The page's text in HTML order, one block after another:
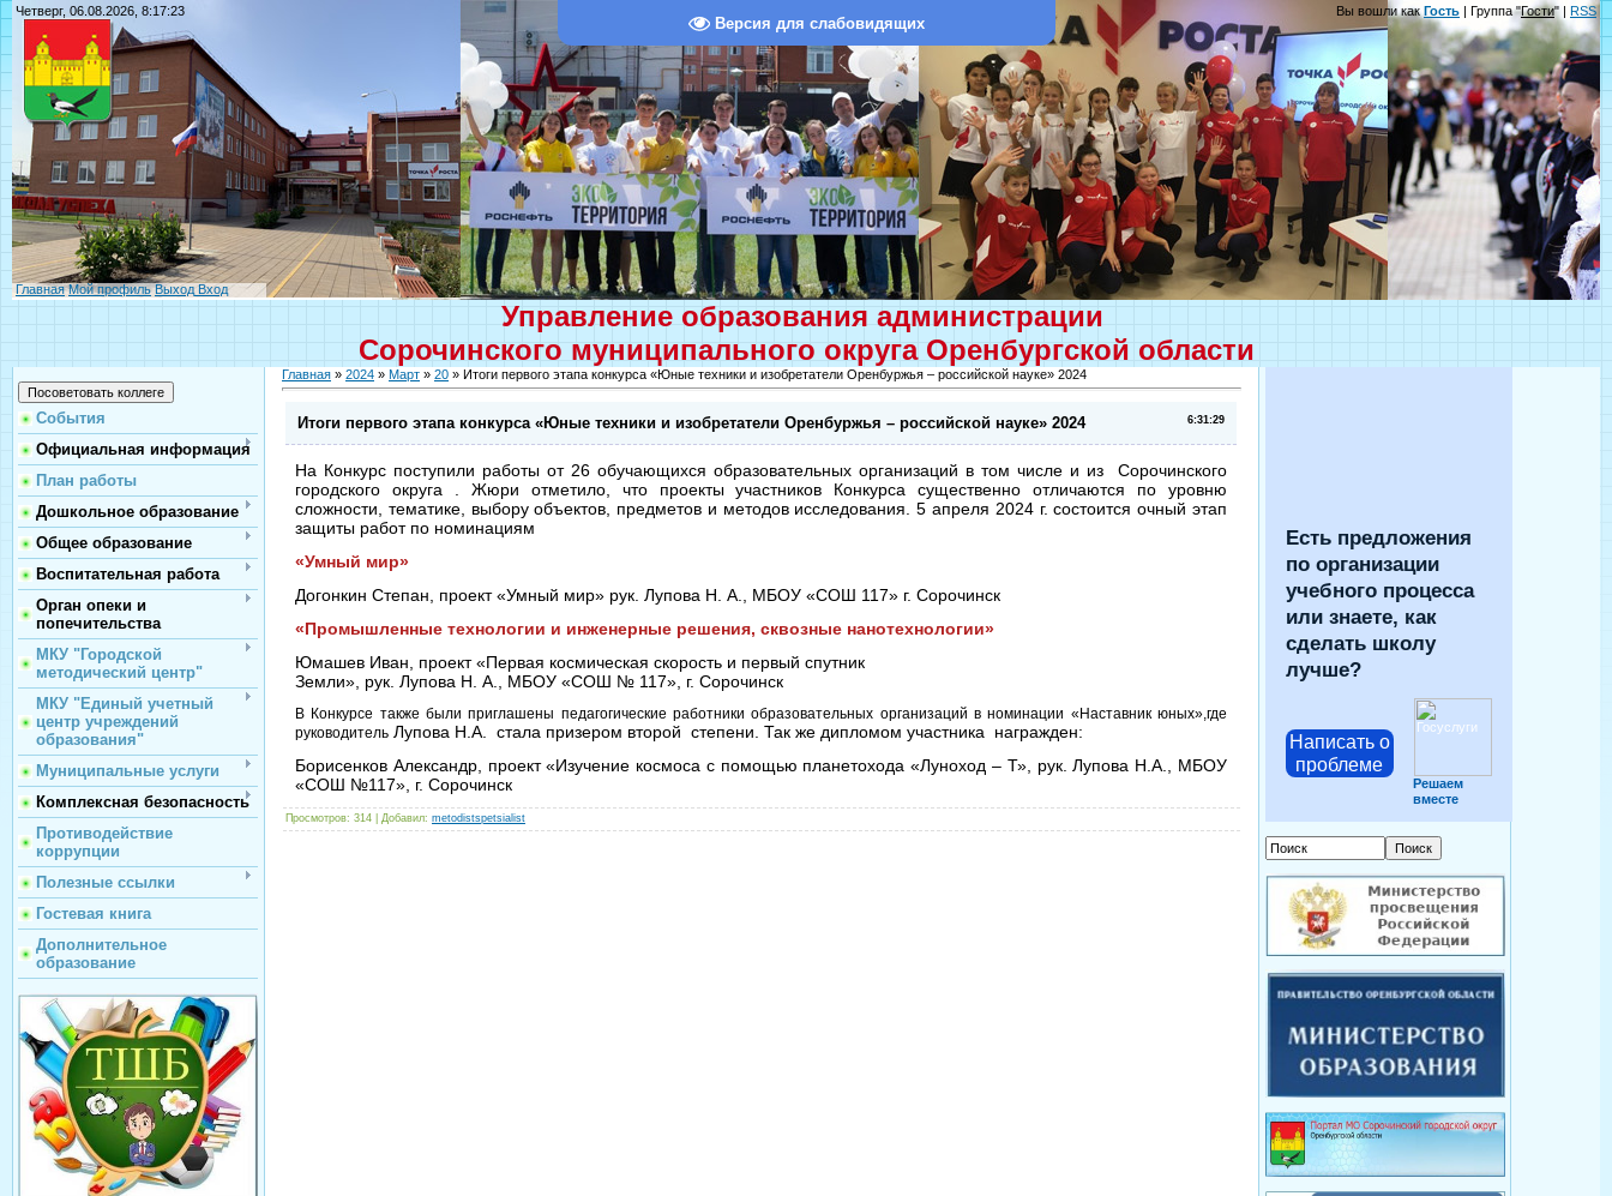
Версия для слабовидящих
Четверг, 06.08.2026, 8:17:23 Вы вошли какГость | Группа "Гости" | RSS
Главная Мой профиль Выход Вход
Управление образования администрации
Сорочинского муниципального округа Оренбургской области
События
Официальная информация
План работы
Дошкольное образование
Общее образование
Воспитательная работа
Орган опеки и
попечительства
МКУ "Городской
методический центр"
МКУ "Единый учетный
центр учреждений
образования"
Муниципальные услуги
Комплексная безопасность
Противодействие
коррупции
Полезные ссылки
Гостевая книга
Дополнительное
образование
Главная » 2024 » Март » 20 » Итоги первого этапа конкурса «Юные техники и изобретатели Оренбуржья – российской науке» 2024
6:31:29
Итоги первого этапа конкурса «Юные техники и изобретатели Оренбуржья – российской науке» 2024
На Конкурс поступили работы от 26 обучающихся образовательных организаций в том числе и из Сорочинского
городского округа . Жюри отметило, что проекты участников Конкурса существенно отличаются по уровню
сложности, тематике, выбору объектов, предметов и методов исследования. 5 апреля 2024 г. состоится очный этап
защиты работ по номинациям
«Умный мир»
Догонкин Степан, проект «Умный мир» рук. Лупова Н. А., МБОУ «СОШ 117» г. Сорочинск
«Промышленные технологии и инженерные решения, сквозные нанотехнологии»
Юмашев Иван, проект «Первая космическая скорость и первый спутник
Земли», рук. Лупова Н. А., МБОУ «СОШ № 117», г. Сорочинск
В Конкурсе также были приглашены педагогические работники образовательных организаций в номинации «Наставник юных»,где
руководитель Лупова Н.А. стала призером второй степени. Так же дипломом участника награжден:
Борисенков Александр, проект «Изучение космоса с помощью планетохода «Луноход – Т», рук. Лупова Н.А., МБОУ
«СОШ №117», г. Сорочинск
Просмотров: 314 | Добавил: metodistspetsialist
Есть предложения
по организации
учебного процесса
или знаете, как
сделать школу
лучше?
Написать о
проблеме
Решаем
вместе